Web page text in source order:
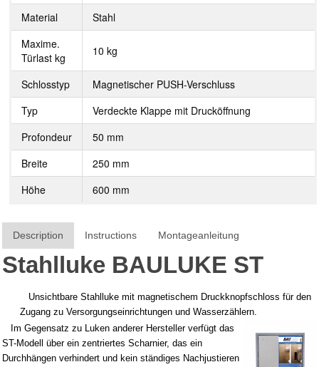
Material
Stahl
Maxime.
Türlast kg
10 kg
Schlosstyp
Magnetischer PUSH-Verschluss
Typ
Verdeckte Klappe mit Drucköffnung
Profondeur
50 mm
Breite
250 mm
Höhe
600 mm
Description Instructions Montageanleitung
Stahlluke BAULUKE ST
Unsichtbare Stahlluke mit magnetischem Druckknopfschloss für den
Zugang zu Versorgungseinrichtungen und Wasserzählern.
Im Gegensatz zu Luken anderer Hersteller verfügt das
ST-Modell über ein zentriertes Scharnier, das ein
Durchhängen verhindert und kein ständiges Nachjustieren